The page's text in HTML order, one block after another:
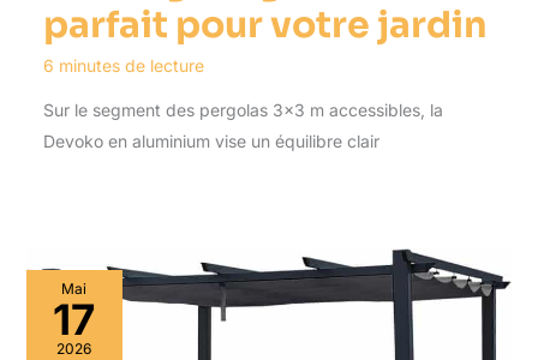
parfait pour votre jardin
6 minutes de lecture
Sur le segment des pergolas 3×3 m accessibles, la
Devoko en aluminium vise un équilibre clair
Mai
17
2026